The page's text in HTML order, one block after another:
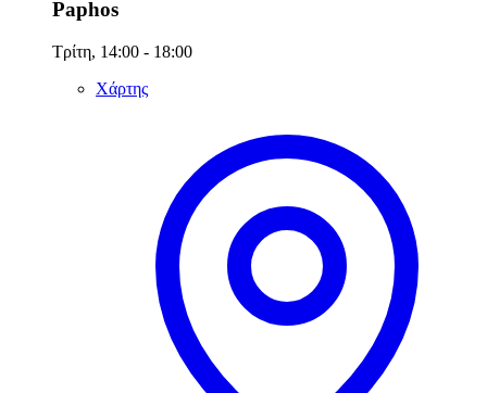
Paphos
Τρίτη, 14:00 - 18:00
Χάρτης